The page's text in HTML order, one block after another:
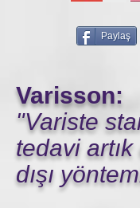
Paylaş
Varisson:
"Variste
tedavi
dışı